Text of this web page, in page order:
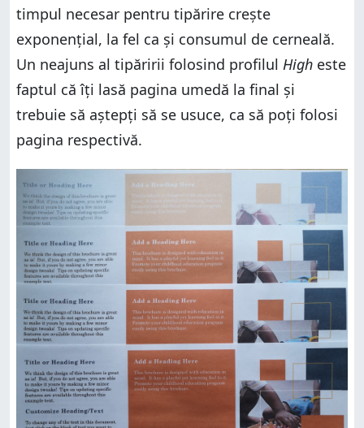
timpul necesar pentru tipărire crește
exponențial, la fel ca și consumul de cerneală.
Un neajuns al tipăririi folosind profilul High este
faptul că îți lasă pagina umedă la final și
trebuie să aștepți să se usuce, ca să poți folosi
pagina respectivă.